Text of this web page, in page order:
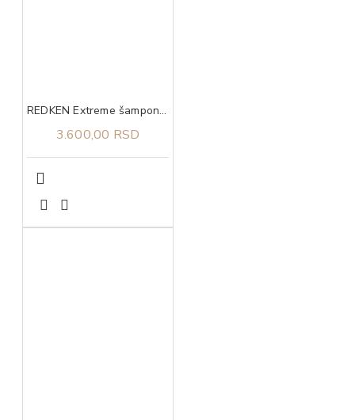
REDKEN Extreme šampon 300 ml
3.600,00 RSD